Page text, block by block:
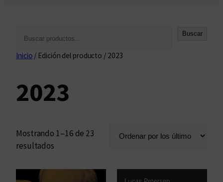
s
a
r
Buscar
Inicio / Edición del producto / 2023
2023
Mostrando 1–16 de 23
resultados
d